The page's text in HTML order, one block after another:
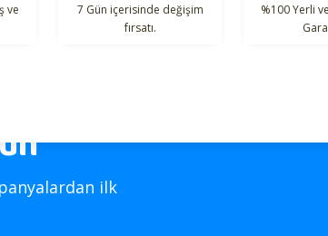
ve
7 Gün içerisinde değişim
fırsatı.
%100 Yerli
ilk